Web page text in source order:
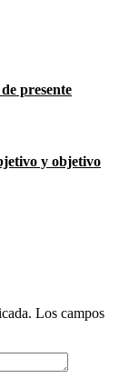
presente
y objetivo
Los campos